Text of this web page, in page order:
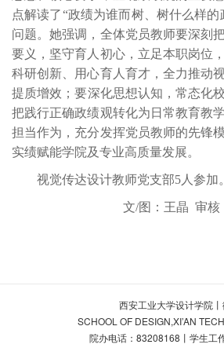
点解读了“政绩为谁而树、树什么样
问题。她强调， 全体党员教师要深刻
要义，坚守育人初心，立足本职岗位
科研创新、用心育人育才，全力推动
提质增效；要深化思想认知，常态化
把践行正确政绩观转化为日常教育教
担当作为，充分发挥党员教师的先锋
实绩赋能学院及专业高质量发展。
视觉传达设计教师党支部5人参加。
文/图：王晶 审核
西安工业大学设计学院
SCHOOL OF DESIGN,XI’AN
院办电话：83208168丨学生工